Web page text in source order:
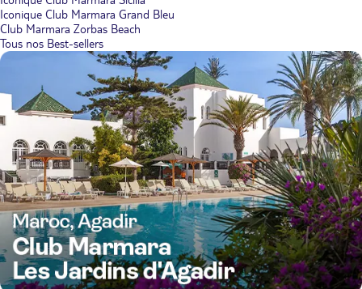
Iconique Club Marmara Grand Bleu
Club Marmara Zorbas Beach
Tous nos Best-sellers